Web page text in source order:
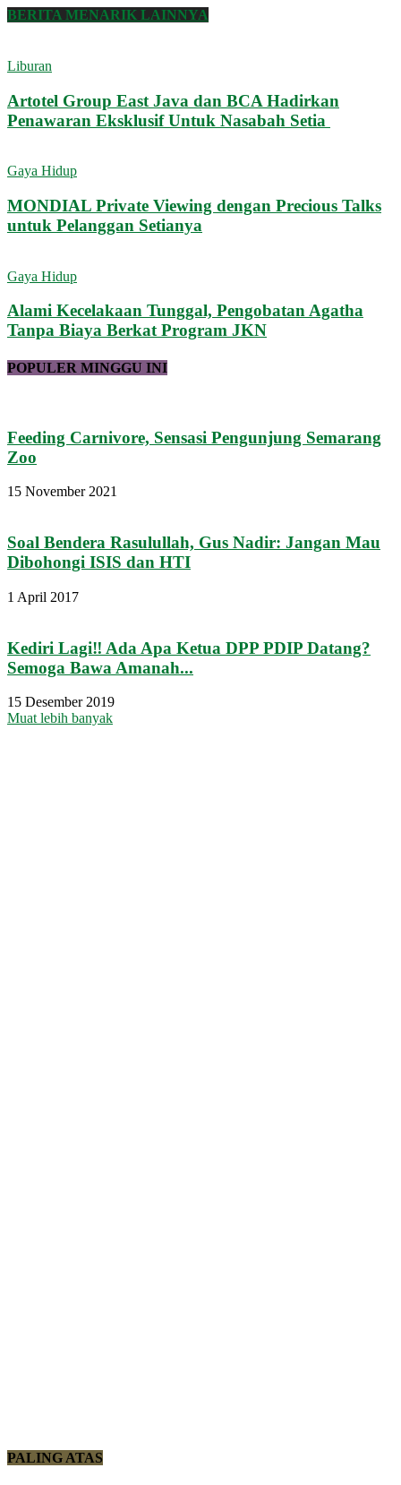
BERITA MENARIK LAINNYA
Liburan
Artotel Group East Java dan BCA Hadirkan
Penawaran Eksklusif Untuk Nasabah Setia
Gaya Hidup
MONDIAL Private Viewing dengan Precious Talks
untuk Pelanggan Setianya
Gaya Hidup
Alami Kecelakaan Tunggal, Pengobatan Agatha
Tanpa Biaya Berkat Program JKN
POPULER MINGGU INI
Feeding Carnivore, Sensasi Pengunjung Semarang
Zoo
15 November 2021
Soal Bendera Rasulullah, Gus Nadir: Jangan Mau
Dibohongi ISIS dan HTI
1 April 2017
Kediri Lagi‼ Ada Apa Ketua DPP PDIP Datang?
Semoga Bawa Amanah...
15 Desember 2019
Muat lebih banyak
PALING ATAS